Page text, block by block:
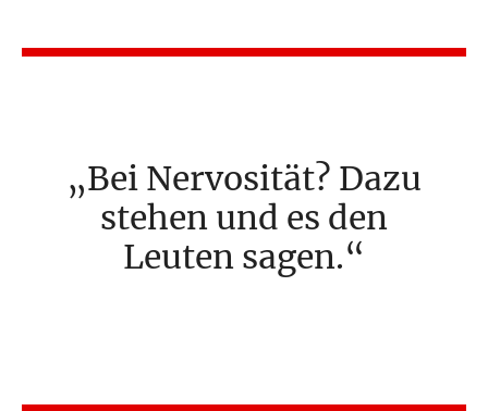
Bei Nervosität? Dazu
stehen und es den
Leuten sagen.